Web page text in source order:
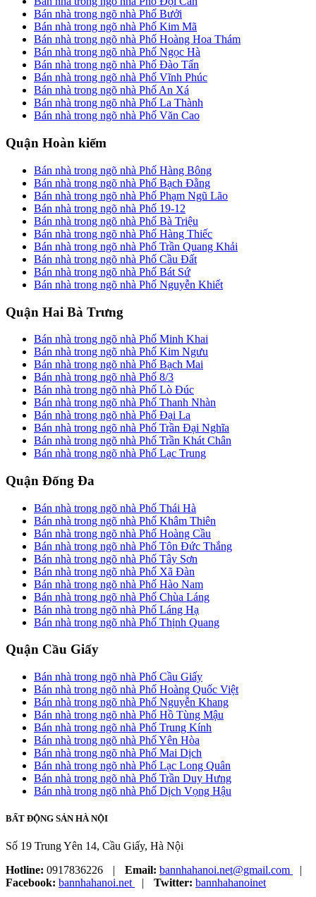
Bán nhà trong ngõ nhà Phố Bưởi
Bán nhà trong ngõ nhà Phố Kim Mã
Bán nhà trong ngõ nhà Phố Hoàng Hoa Thám
Bán nhà trong ngõ nhà Phố Ngọc Hà
Bán nhà trong ngõ nhà Phố Đào Tấn
Bán nhà trong ngõ nhà Phố Vĩnh Phúc
Bán nhà trong ngõ nhà Phố An Xá
Bán nhà trong ngõ nhà Phố La Thành
Bán nhà trong ngõ nhà Phố Văn Cao
Quận Hoàn kiếm
Bán nhà trong ngõ nhà Phố Hàng Bông
Bán nhà trong ngõ nhà Phố Bạch Đằng
Bán nhà trong ngõ nhà Phố Phạm Ngũ Lão
Bán nhà trong ngõ nhà Phố 19-12
Bán nhà trong ngõ nhà Phố Bà Triệu
Bán nhà trong ngõ nhà Phố Hàng Thiếc
Bán nhà trong ngõ nhà Phố Trần Quang Khải
Bán nhà trong ngõ nhà Phố Cầu Đất
Bán nhà trong ngõ nhà Phố Bát Sứ
Bán nhà trong ngõ nhà Phố Nguyễn Khiết
Quận Hai Bà Trưng
Bán nhà trong ngõ nhà Phố Minh Khai
Bán nhà trong ngõ nhà Phố Kim Ngưu
Bán nhà trong ngõ nhà Phố Bạch Mai
Bán nhà trong ngõ nhà Phố 8/3
Bán nhà trong ngõ nhà Phố Lò Đúc
Bán nhà trong ngõ nhà Phố Thanh Nhàn
Bán nhà trong ngõ nhà Phố Đại La
Bán nhà trong ngõ nhà Phố Trần Đại Nghĩa
Bán nhà trong ngõ nhà Phố Trần Khát Chân
Bán nhà trong ngõ nhà Phố Lạc Trung
Quận Đống Đa
Bán nhà trong ngõ nhà Phố Thái Hà
Bán nhà trong ngõ nhà Phố Khâm Thiên
Bán nhà trong ngõ nhà Phố Hoàng Cầu
Bán nhà trong ngõ nhà Phố Tôn Đức Thắng
Bán nhà trong ngõ nhà Phố Tây Sơn
Bán nhà trong ngõ nhà Phố Xã Đàn
Bán nhà trong ngõ nhà Phố Hào Nam
Bán nhà trong ngõ nhà Phố Chùa Láng
Bán nhà trong ngõ nhà Phố Láng Hạ
Bán nhà trong ngõ nhà Phố Thịnh Quang
Quận Cầu Giấy
Bán nhà trong ngõ nhà Phố Cầu Giấy
Bán nhà trong ngõ nhà Phố Hoàng Quốc Việt
Bán nhà trong ngõ nhà Phố Nguyễn Khang
Bán nhà trong ngõ nhà Phố Hồ Tùng Mậu
Bán nhà trong ngõ nhà Phố Trung Kính
Bán nhà trong ngõ nhà Phố Yên Hòa
Bán nhà trong ngõ nhà Phố Mai Dịch
Bán nhà trong ngõ nhà Phố Lạc Long Quân
Bán nhà trong ngõ nhà Phố Trần Duy Hưng
Bán nhà trong ngõ nhà Phố Dịch Vọng Hậu
BẤT ĐỘNG SẢN HÀ NỘI
Số 19 Trung Yên 14, Cầu Giấy, Hà Nội
Hotline: 0917836226 Email: bannhahanoi.net@gmail.com
Facebook: bannhahanoi.net Twitter: bannhahanoinet